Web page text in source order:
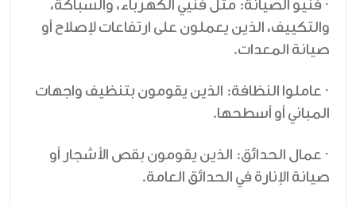
· فنيو الصيانة: مثل فنيي الكهرباء، والسباكة،
والتكييف، الذين يعملون على ارتفاعات لإصلاح أو
صيانة المعدات.
· عاملوا النظافة: الذين يقومون بتنظيف واجهات
المباني أو أسطحها.
· عمال الحدائق: الذين يقومون بقص الأشجار أو
صيانة الإنارة في الحدائق العامة.